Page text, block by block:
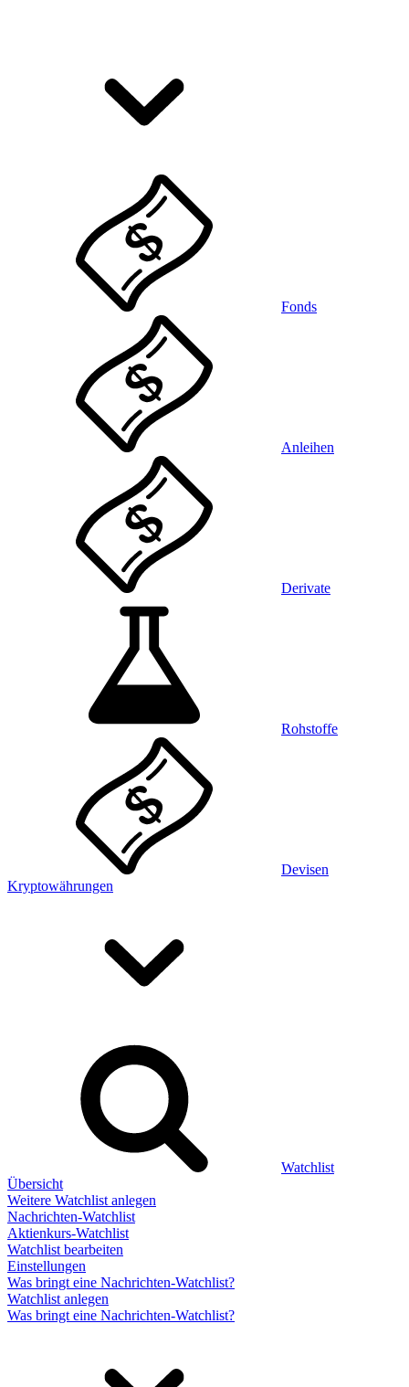
Fonds
Anleihen
Derivate
Rohstoffe
Devisen
Kryptowährungen
Watchlist
Übersicht
Weitere Watchlist anlegen
Nachrichten-Watchlist
Aktienkurs-Watchlist
Watchlist bearbeiten
Einstellungen
Was bringt eine Nachrichten-Watchlist?
Watchlist anlegen
Was bringt eine Nachrichten-Watchlist?